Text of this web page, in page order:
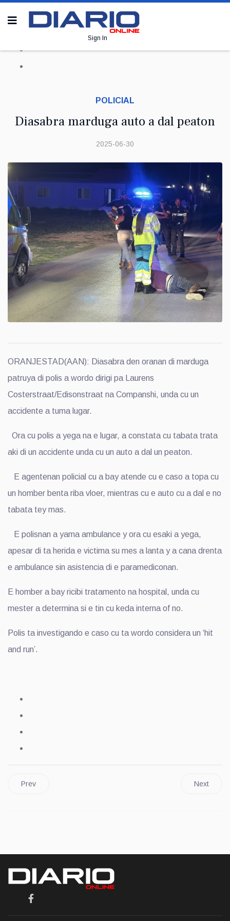
Sign In
POLICIAL
Diasabra marduga auto a dal peaton
2025-06-30
ORANJESTAD(AAN): Diasabra den oranan di marduga
patruya di polis a wordo dirigi pa Laurens
Costerstraat/Edisonstraat na Companshi, unda cu un
accidente a tuma lugar.
Ora cu polis a yega na e lugar, a constata cu tabata trata
aki di un accidente unda cu un auto a dal un peaton.
E agentenan policial cu a bay atende cu e caso a topa cu
un homber benta riba vloer, mientras cu e auto cu a dal e no
tabata tey mas.
E polisnan a yama ambulance y ora cu esaki a yega,
apesar di ta herida e victima su mes a lanta y a cana drenta
e ambulance sin asistencia di e paramediconan.
E homber a bay ricibi tratamento na hospital, unda cu
mester a determina si e tin cu keda interna of no.
Polis ta investigando e caso cu ta wordo considera un ‘hit
and run’.
Prev Next